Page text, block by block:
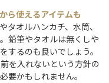
ら使えるアイテムも
タオルハンカチ、水筒、
鉛筆やタオルは無くしや
するのも良いでしょう。
を入れないという方針の
要かもしれません。